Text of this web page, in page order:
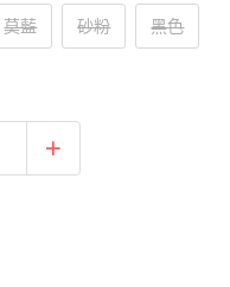
莫藍 砂粉 黑色